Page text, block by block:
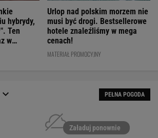
hybrydy,
Ten
w
Urlop nad polskim morzem nie
musi być drogi. Bestsellerowe
hotele znaleźliśmy w mega
cenach!
MATERIAŁ PROMOCYJNY
PEŁNA POGODA
Załaduj ponownie